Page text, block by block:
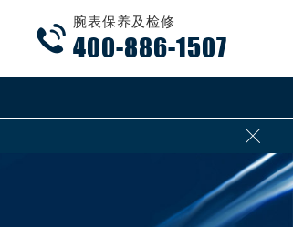

腕表保养及检修
400-886-1507
